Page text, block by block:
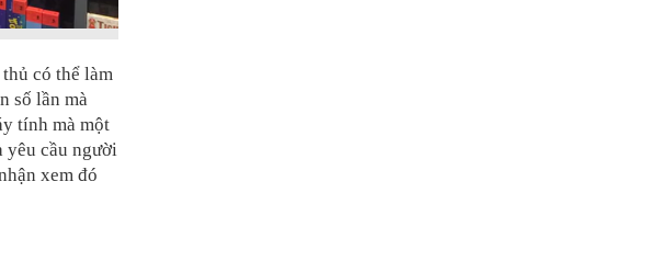
có thể làm
số lần mà
tính mà một
yêu cầu người
xem đó